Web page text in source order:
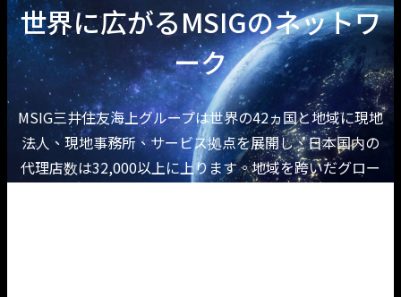
世界に広がるMSIGのネットワ
ーク
MSIG三井住友海上グループは世界の42ヵ国と地域に現地
法人、現地事務所、サービス拠点を展開し、日本国内の
代理店数は32,000以上に上ります。地域を跨いだグロー